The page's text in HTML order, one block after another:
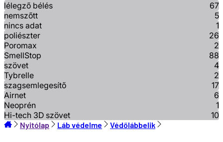
lélegző bélés
67
nemszőtt
5
nincs adat
1
poliészter
26
Poromax
2
SmellStop
88
szövet
4
Tybrelle
2
szagsemlegesítő
17
Airnet
6
Neoprén
1
Hi-tech 3D szövet
10
Nyitólap Láb védelme Védőlábbelik